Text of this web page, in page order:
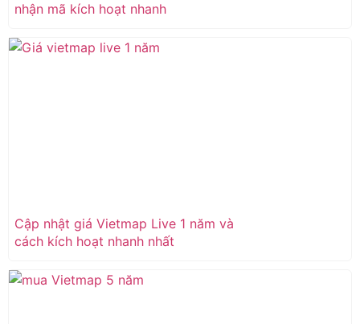
nhận mã kích hoạt nhanh
Cập nhật giá Vietmap Live 1 năm và
cách kích hoạt nhanh nhất